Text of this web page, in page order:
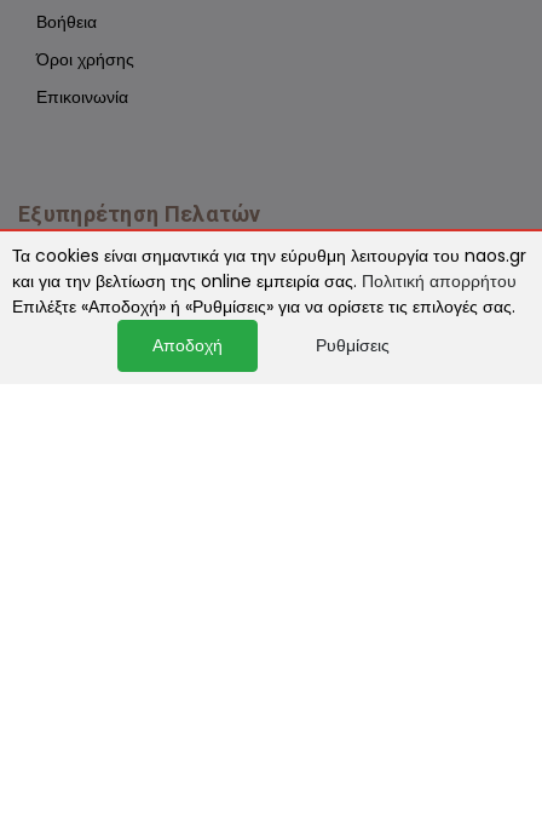
Βοήθεια
Όροι χρήσης
Επικοινωνία
Εξυπηρέτηση Πελατών
Εγγύηση - Επιστροφές
Πολιτική εκπτώσεων
Πληρωμές και ασφάλεια
Πολιτική απορρήτου
Τα cookies είναι σημαντικά για την εύρυθμη λειτουργία του naos.gr
και για την βελτίωση της online εμπειρία σας. Πολιτική απορρήτου
Επιλέξτε «Αποδοχή» ή «Ρυθμίσεις» για να ορίσετε τις επιλογές σας.
Αποδοχή
Ρυθμίσεις